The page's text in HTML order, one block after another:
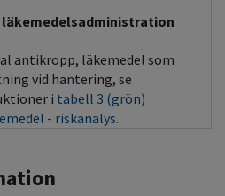
antikropp, läkemedel som
vid hantering, se
i tabell 3 (grön)
- riskanalys.